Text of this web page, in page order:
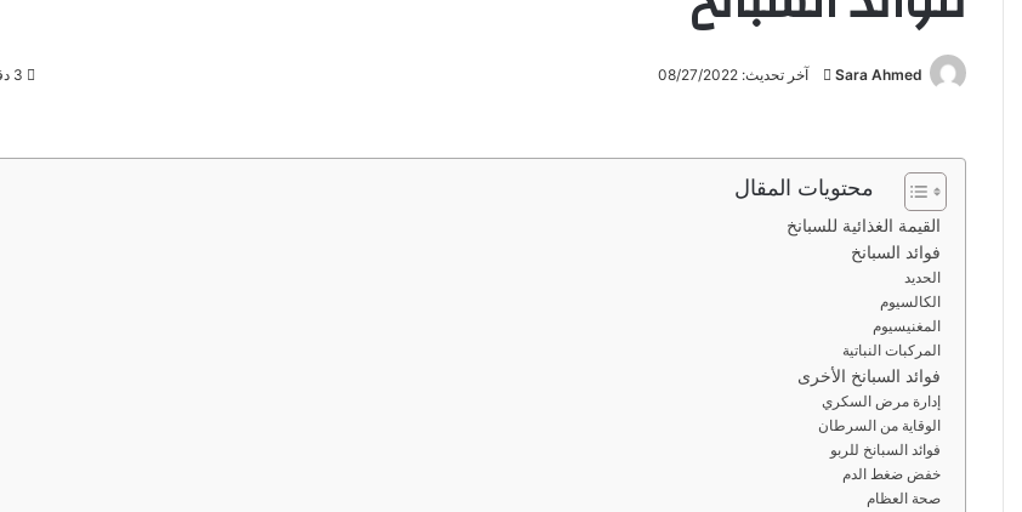
Sara Ahmed
ل
ب
ت
آخر تحديث: 08/27/2022
محتويات المقال
القيمة الغذائية للسبانخ
فوائد السبانخ
الحديد
الكالسيوم
المغنيسيوم
المركبات النباتية
فوائد السبانخ الأخرى
إدارة مرض السكري
الوقاية من السرطان
فوائد السبانخ للربو
خفض ضغط الدم
صحة العظام